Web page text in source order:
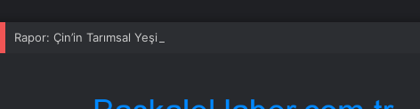
Rapor: Çin’in Tarımsal Yeşil Kalkınması 2025’te Gelişimini Sürdürdü